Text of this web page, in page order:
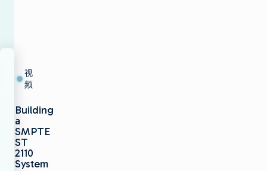
视
频
Building
a
SMPTE
ST
2110
System